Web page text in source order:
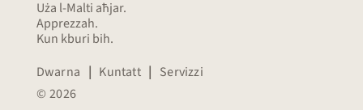
Uża l-Malti aħjar.
Apprezzah.
Kun kburi bih.
Dwarna | Kuntatt | Servizzi
© 2026